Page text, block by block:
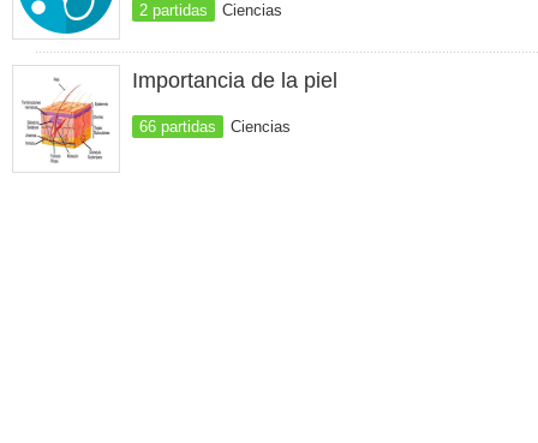
2 partidas Ciencias
Importancia de la piel
66 partidas Ciencias